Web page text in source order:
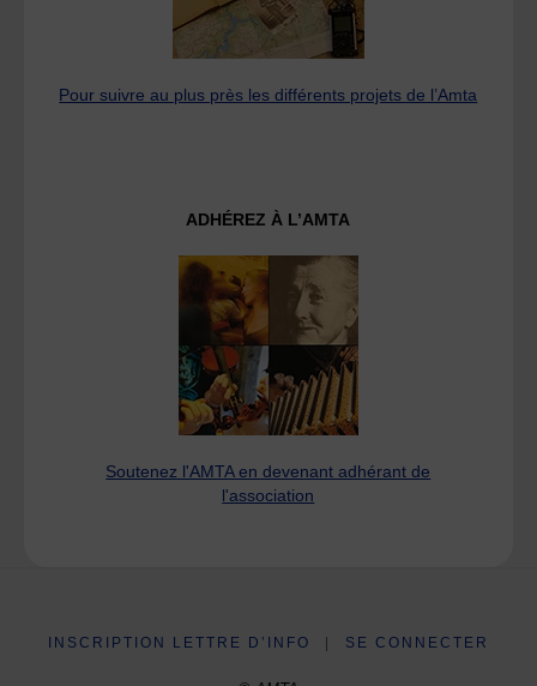
Pour suivre au plus près les différents projets de l’Amta
ADHÉREZ À L’AMTA
Soutenez l'AMTA en devenant adhérant de
l'association
INSCRIPTION LETTRE D’INFO SE CONNECTER